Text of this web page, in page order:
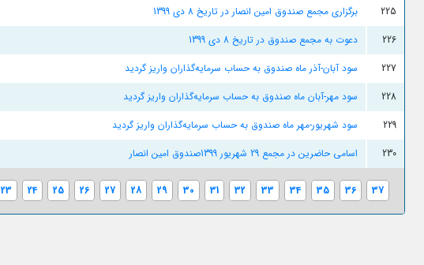
225
برگزاری مجمع صندوق امین انصار در تاریخ 8 دی 1399
226
دعوت به مجمع صندوق در تاریخ 8 دی 1399
227
سود آبان-آذر ماه صندوق به حساب سرمایه‌گذاران واریز گردید
228
سود مهر-آبان ماه صندوق به حساب سرمایه‌گذاران واریز گردید
229
سود شهریور-مهر ماه صندوق به حساب سرمایه‌گذاران واریز گردید
230
اسامی حاضرین در مجمع 29 شهریور 1399صندوق امین انصار
23 24 25 26 27 28 29 30 31 32 33 34 35 36 37